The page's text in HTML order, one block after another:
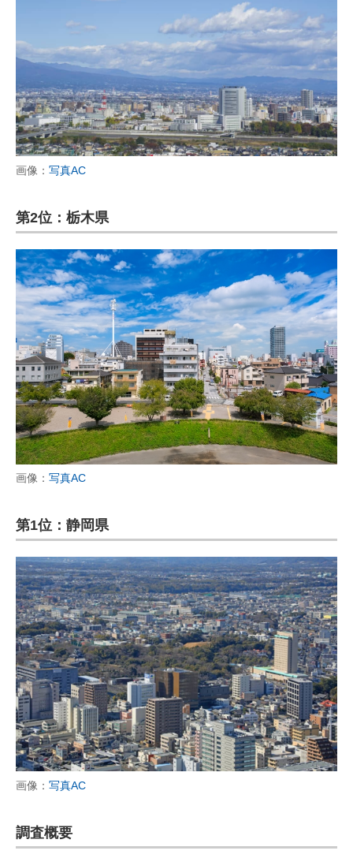
画像： 写真AC
第2位：栃木県
画像： 写真AC
第1位：静岡県
画像： 写真AC
調査概要